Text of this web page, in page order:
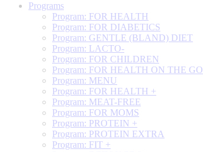
Programs
Program: FOR HEALTH
Program: FOR DIABETICS
Program: GENTLE (BLAND) DIET
Program: LACTO-
Program: FOR CHILDREN
Program: FOR HEALTH ON THE GO
Program: MENU
Program: FOR HEALTH +
Program: MEAT-FREE
Program: FOR MOMS
Program: PROTEIN +
Program: PROTEIN EXTRA
Program: FIT +